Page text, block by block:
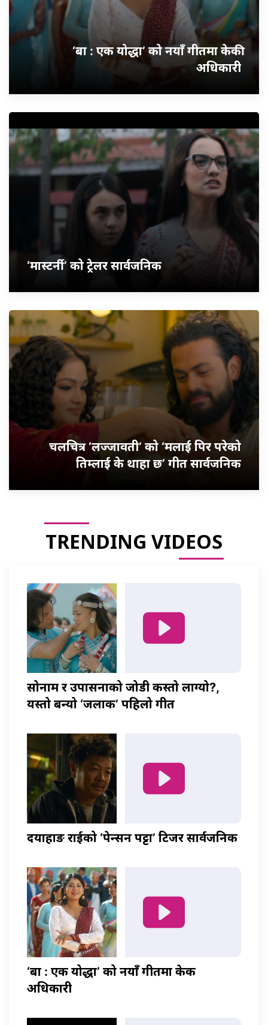
‘बा : एक योद्धा’ को नयाँ गीतमा केकी
अधिकारी
‘मास्टर्नी’ को ट्रेलर सार्वजनिक
चलचित्र ‘लज्जावती’ को ‘मलाई पिर परेको
तिम्लाई के थाहा छ’ गीत सार्वजनिक
TRENDING VIDEOS
सोनाम र उपासनाको जोडी कस्तो लाग्यो?,
यस्तो बन्यो ‘जलाकी’ पहिलो गीत
दयाहाङ राईको ‘पेन्सन पट्टा’ टिजर सार्वजनिक
‘बा : एक योद्धा’ को नयाँ गीतमा केकी
अधिकारी